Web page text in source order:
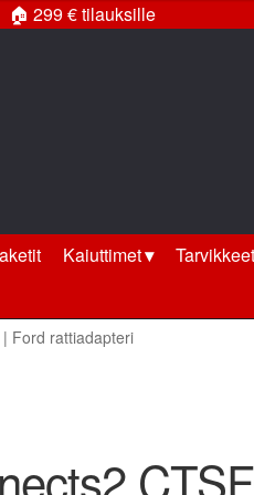
🏠 299 € tilauksille
Kaiuttimet
Tarvikkeet
Ford rattiadapteri